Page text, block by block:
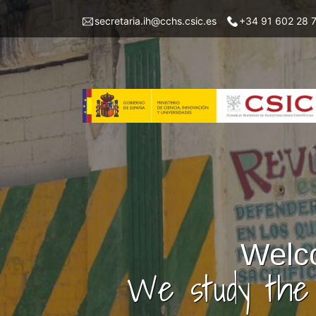
main
content
Menu
left
secretaria.ih@cchs.csic.es +34 91 602 28
We study